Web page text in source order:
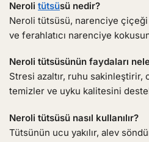
Neroli tütsüsü nedir?
Neroli tütsüsü, narenciye çiçeği
ve ferahlatıcı narenciye
Neroli tütsüsünün faydaları
Stresi azaltır, ruhu sakinleştirir,
temizler ve uyku kalitesini
Neroli tütsüsü nasıl kullanılır?
Tütsünün ucu yakılır, alev